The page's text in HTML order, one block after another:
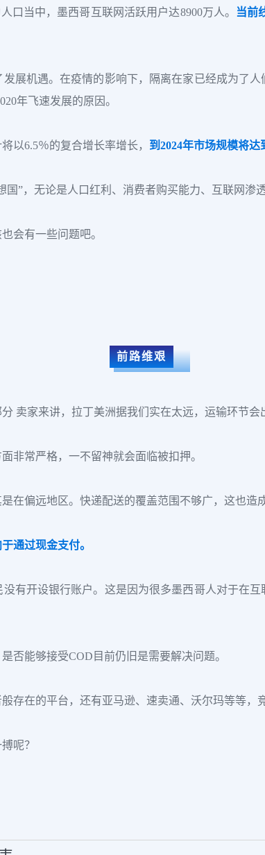
口当中，墨西哥互联网活跃用户达8900万人。
当前
展机遇。在疫情的影响下，隔离在家已经成为了
年飞速发展的原因。
以6.5％的复合增长率增长， 到2024年市场规模将达
”，无论是人口红利、消费者购买能力、互联网渗
会有一些问题吧。
前路维艰
卖家来讲，拉丁美洲据我们实在太远，运输环节会
非常严格，一不留神就会面临被扣押。
在偏远地区。快递配送的覆盖范围不够广，这也造
通过现金支付。
有开设银行账户。这是因为很多墨西哥人对于在
否能够接受COD目前仍旧是需要解决问题。
存在的平台，还有亚马逊、速卖通、沃尔玛等等，
呢？